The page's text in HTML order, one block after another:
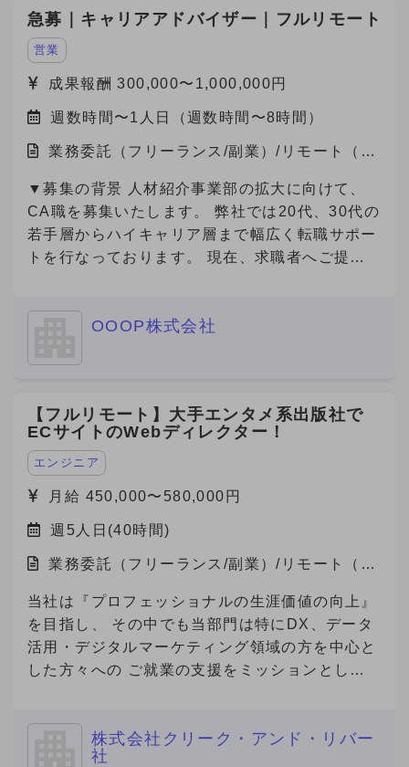
急募｜キャリアアドバイザー｜フルリモート
営業
成果報酬 300,000〜1,000,000円
週数時間〜1人日（週数時間〜8時間）
業務委託（フリーランス/副業）/リモート（在
▼募集の背景 人材紹介事業部の拡大に向けて、
CA職を募集いたします。 弊社では20代、30代の
若手層からハイキャリア層まで幅広く転職サポー
トを行なっております。 現在、求職者へご提案
OOOP株式会社
【フルリモート】大手エンタメ系出版社で
ECサイトのWebディレクター！
エンジニア
月給 450,000〜580,000円
週5人日(40時間)
業務委託（フリーランス/副業）/リモート（在
当社は『プロフェッショナルの生涯価値の向上』
を目指し、 その中でも当部門は特にDX、データ
活用・デジタルマーケティング領域の方を中心と
した方々への ご就業の支援をミッションとして
株式会社クリーク・アンド・リバー
社